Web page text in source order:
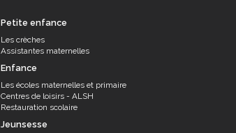
Petite enfance
Les crèches
Assistantes maternelles
Enfance
Les écoles maternelles et primaire
Centres de loisirs - ALSH
Restauration scolaire
Jeunsesse